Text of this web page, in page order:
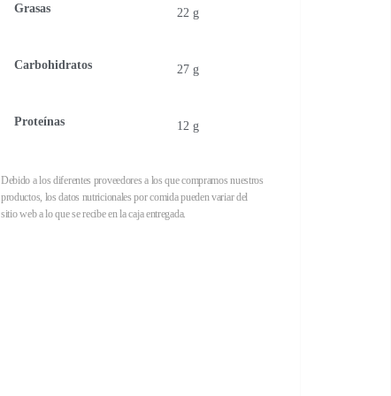
Grasas 22 g
Carbohidratos 27 g
Proteínas 12 g
Debido a los diferentes proveedores a los que compramos nuestros
productos, los datos nutricionales por comida pueden variar del
sitio web a lo que se recibe en la caja entregada.